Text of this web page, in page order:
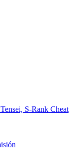
S-Rank Cheat